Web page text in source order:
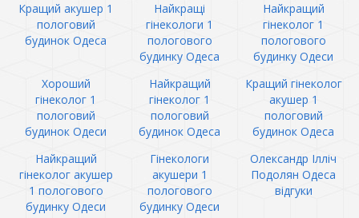
Кращий акушер 1
пологовий
будинок Одеса
Найкращі
гінекологи 1
пологового
будинку Одеса
Найкращий
гінеколог 1
пологового
будинку Одеси
Хороший
гінеколог 1
пологовий
будинок Одеси
Найкращий
гінеколог 1
пологовий
будинок Одеса
Кращий гінеколог
акушер 1
пологовий
будинок Одеса
Найкращий
гінеколог акушер
1 пологового
будинку Одеси
Гінекологи
акушери 1
пологового
будинку Одеси
Олександр Ілліч
Подолян Одеса
відгуки